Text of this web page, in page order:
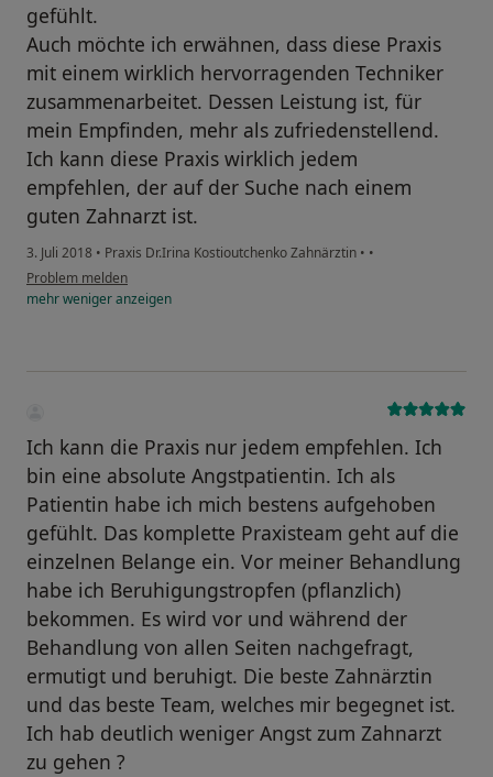
gefühlt.
Auch möchte ich erwähnen, dass diese Praxis
mit einem wirklich hervorragenden Techniker
zusammenarbeitet. Dessen Leistung ist, für
mein Empfinden, mehr als zufriedenstellend.
Ich kann diese Praxis wirklich jedem
empfehlen, der auf der Suche nach einem
guten Zahnarzt ist.
3. Juli 2018 • Praxis Dr.Irina Kostioutchenko Zahnärztin • •
Problem melden
mehrwenigeranzeigen
Ich kann die Praxis nur jedem empfehlen. Ich
bin eine absolute Angstpatientin. Ich als
Patientin habe ich mich bestens aufgehoben
gefühlt. Das komplette Praxisteam geht auf die
einzelnen Belange ein. Vor meiner Behandlung
habe ich Beruhigungstropfen (pflanzlich)
bekommen. Es wird vor und während der
Behandlung von allen Seiten nachgefragt,
ermutigt und beruhigt. Die beste Zahnärztin
und das beste Team, welches mir begegnet ist.
Ich hab deutlich weniger Angst zum Zahnarzt
zu gehen ?